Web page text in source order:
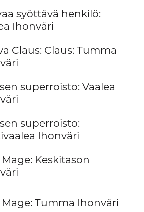
syöttävä henkilö:
Ihonväri
Claus: Claus: Tumma
superroisto: Vaalea
superroisto:
Ihonväri
Keskitason
Tumma Ihonväri